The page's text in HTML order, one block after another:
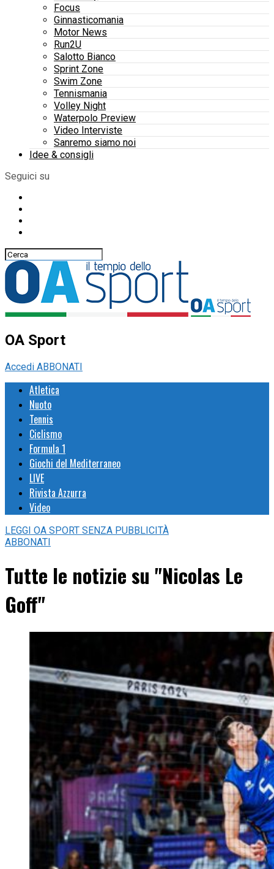
Focus
Ginnasticomania
Motor News
Run2U
Salotto Bianco
Sprint Zone
Swim Zone
Tennismania
Volley Night
Waterpolo Preview
Video Interviste
Sanremo siamo noi
Idee & consigli
Seguici su
OA Sport
Accedi ABBONATI
Atletica
Nuoto
Tennis
Ciclismo
Formula 1
Giochi del Mediterraneo
LIVE
Rivista Azzurra
Video
LEGGI OA SPORT SENZA PUBBLICITÀ
ABBONATI
Tutte le notizie su "Nicolas Le
Goff"